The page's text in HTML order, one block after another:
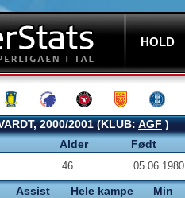
HOLD
2000/2001 (KLUB:AGF)
Alder Født
46 05.06.1980
Assist Hele kampe Min